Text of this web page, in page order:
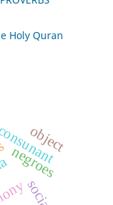
Holy Quran
negroes
object